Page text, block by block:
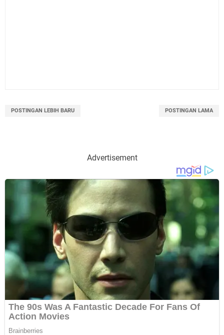
POSTINGAN LEBIH BARU POSTINGAN LAMA
Advertisement